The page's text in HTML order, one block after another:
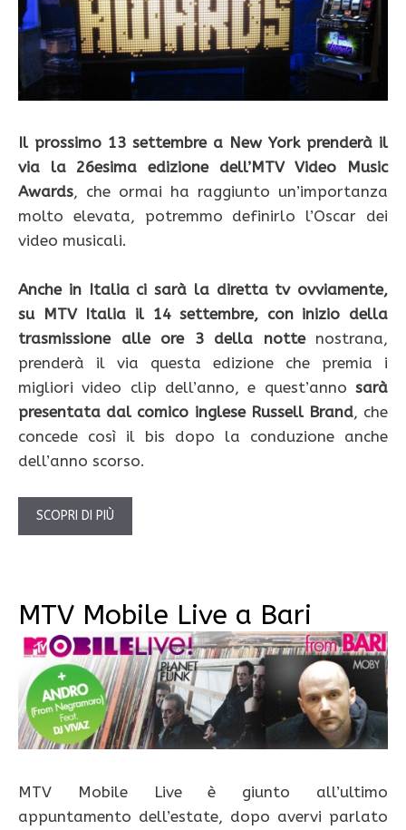
Il prossimo 13 settembre a New York prenderà il
via la 26esima edizione dell’MTV Video Music
Awards, che ormai ha raggiunto un’importanza
molto elevata, potremmo definirlo l’Oscar dei
video musicali.
Anche in Italia ci sarà la diretta tv ovviamente,
su MTV Italia il 14 settembre, con inizio della
trasmissione alle ore 3 della nottenostrana,
prenderà il via questa edizione che premia i
migliori video clip dell’anno, e quest’anno sarà
presentata dal comico inglese Russell Brand, che
concede così il bis dopo la conduzione anche
dell’anno scorso.
SCOPRI DI PIÙ
MTV Mobile Live a Bari
MTV Mobile Live è giunto all’ultimo
appuntamento dell’estate, dopo avervi parlato